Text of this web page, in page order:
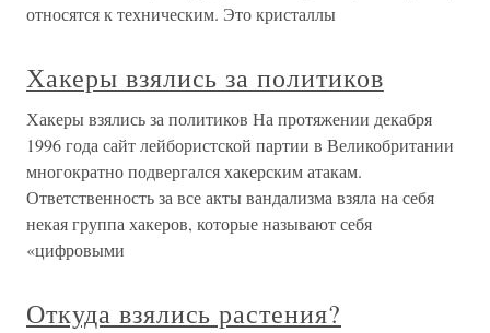
относятся к техническим. Это кристаллы
Хакеры взялись за политиков
Хакеры взялись за политиков На протяжении декабря
1996 года сайт лейбористской партии в Великобритании
многократно подвергался хакерским атакам.
Ответственность за все акты вандализма взяла на себя
некая группа хакеров, которые называют себя
«цифровыми
Откуда взялись растения?